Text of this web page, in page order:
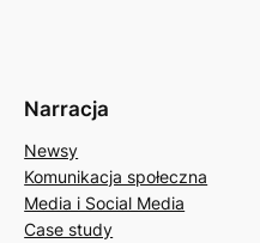
Narracja
Newsy
Komunikacja społeczna
Media i Social Media
Case study